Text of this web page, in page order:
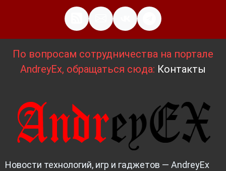
По вопросам сотрудничества на портале
AndreyEx, обращаться сюда: Контакты
Новости технологий, игр и гаджетов — AndreyEx